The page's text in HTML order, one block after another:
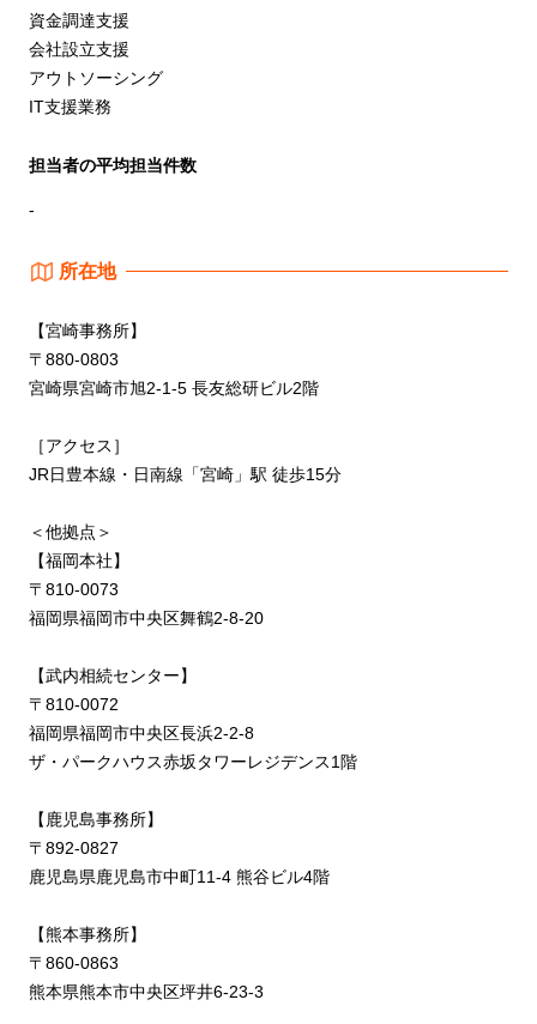
資金調達支援
会社設立支援
アウトソーシング
IT支援業務
担当者の平均担当件数
-
所在地
【宮崎事務所】
〒880-0803
宮崎県宮崎市旭2-1-5 長友総研ビル2階
［アクセス］
JR日豊本線・日南線「宮崎」駅 徒歩15分
＜他拠点＞
【福岡本社】
〒810-0073
福岡県福岡市中央区舞鶴2-8-20
【武内相続センター】
〒810-0072
福岡県福岡市中央区長浜2-2-8
ザ・パークハウス赤坂タワーレジデンス1階
【鹿児島事務所】
〒892-0827
鹿児島県鹿児島市中町11-4 熊谷ビル4階
【熊本事務所】
〒860-0863
熊本県熊本市中央区坪井6-23-3